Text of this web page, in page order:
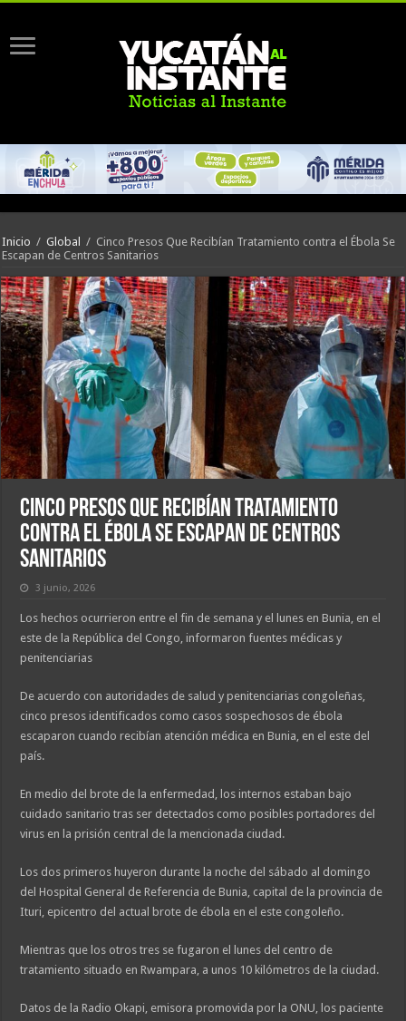
Inicio / Global / Cinco Presos Que Recibían Tratamiento contra el Ébola Se
Escapan de Centros Sanitarios
Cinco Presos Que Recibían Tratamiento
contra el Ébola Se Escapan de Centros
Sanitarios
3 junio, 2026
Los hechos ocurrieron entre el fin de semana y el lunes en Bunia, en el
este de la República del Congo, informaron fuentes médicas y
penitenciarias
De acuerdo con autoridades de salud y penitenciarias congoleñas,
cinco presos identificados como casos sospechosos de ébola
escaparon cuando recibían atención médica en Bunia, en el este del
país.
En medio del brote de la enfermedad, los internos estaban bajo
cuidado sanitario tras ser detectados como posibles portadores del
virus en la prisión central de la mencionada ciudad.
Los dos primeros huyeron durante la noche del sábado al domingo
del Hospital General de Referencia de Bunia, capital de la provincia de
Ituri, epicentro del actual brote de ébola en el este congoleño.
Mientras que los otros tres se fugaron el lunes del centro de
tratamiento situado en Rwampara, a unos 10 kilómetros de la ciudad.
Datos de la Radio Okapi, emisora promovida por la ONU, los paciente